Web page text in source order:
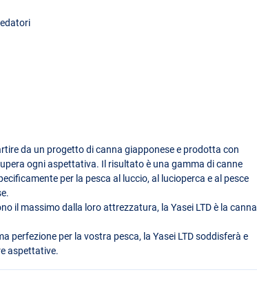
da un progetto di canna giapponese e prodotta con
ogni aspettativa. Il risultato è una gamma di canne
per la pesca al luccio, al lucioperca e al pesce
il massimo dalla loro attrezzatura, la Yasei LTDè la canna
perfezione per la vostra pesca, la Yasei LTDsoddisferà e
aspettative.